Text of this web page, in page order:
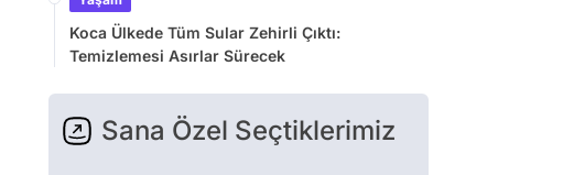
Koca Ülkede Tüm Sular Zehirli Çıktı:
Temizlemesi Asırlar Sürecek
Sana Özel Seçtiklerimiz